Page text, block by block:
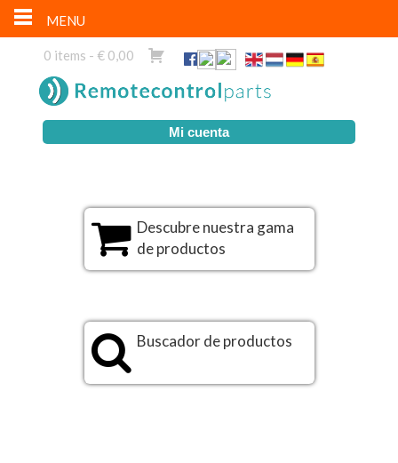
0 items - € 0,00
Mi cuenta
Descubre nuestra gama
de productos
Buscador de productos
MENU